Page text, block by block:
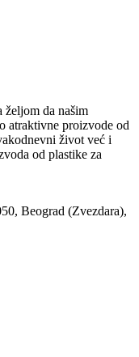
da našim
atraktivne proizvode od
život već i
od plastike za
Beograd (Zvezdara),